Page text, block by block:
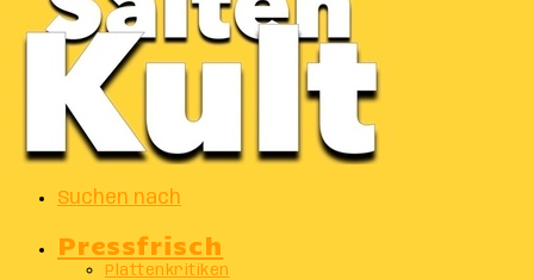
Suchen nach
Pressfrisch
Plattenkritiken